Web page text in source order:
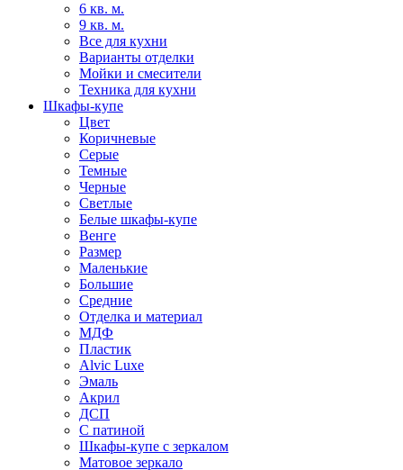
6 кв. м.
9 кв. м.
Все для кухни
Варианты отделки
Мойки и смесители
Техника для кухни
Шкафы-купе
Цвет
Коричневые
Серые
Темные
Черные
Светлые
Белые шкафы-купе
Венге
Размер
Маленькие
Большие
Средние
Отделка и материал
МДФ
Пластик
Alvic Luxe
Эмаль
Акрил
ДСП
С патиной
Шкафы-купе с зеркалом
Матовое зеркало